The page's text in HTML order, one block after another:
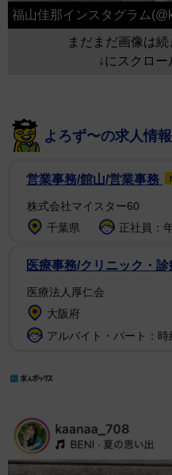
福山佳那インスタグラム
まだまだ画像は続
↓にスクロ
よろず〜の求人情報
営業事務/館山/営業事務
株式会社マイスター60
千葉県
正社員：
医療事務/クリニック・診
医療法人厚仁会
大阪府
アルバイト・パート：